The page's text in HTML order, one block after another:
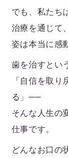
でも、私たち
治療を通じて
姿は本当に感
歯を治すとい
「自信を取
る」──
そんな人生の
仕事です。
どんなお口の